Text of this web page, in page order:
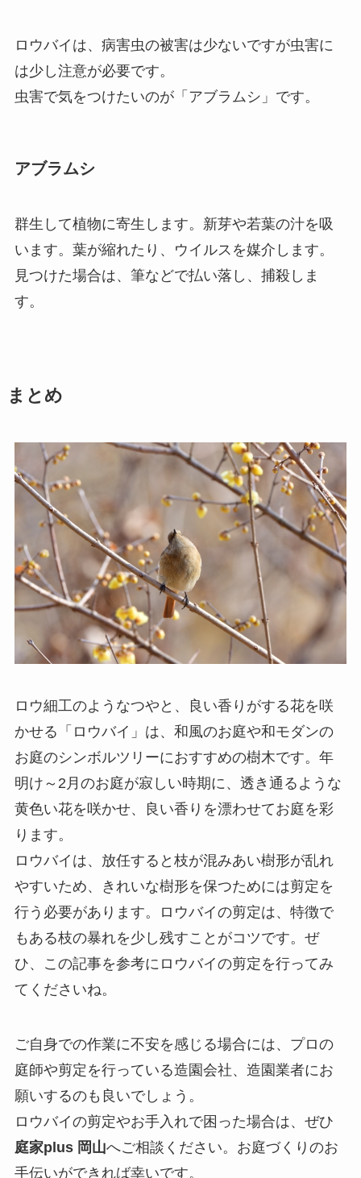
ロウバイは、病害虫の被害は少ないですが虫害に
は少し注意が必要です。
虫害で気をつけたいのが「アブラムシ」です。
アブラムシ
群生して植物に寄生します。新芽や若葉の汁を吸
います。葉が縮れたり、ウイルスを媒介します。
見つけた場合は、筆などで払い落し、捕殺しま
す。
まとめ
ロウ細工のようなつやと、良い香りがする花を咲
かせる「ロウバイ」は、和風のお庭や和モダンの
お庭のシンボルツリーにおすすめの樹木です。年
明け～2月のお庭が寂しい時期に、透き通るような
黄色い花を咲かせ、良い香りを漂わせてお庭を彩
ります。
ロウバイは、放任すると枝が混みあい樹形が乱れ
やすいため、きれいな樹形を保つためには剪定を
行う必要があります。ロウバイの剪定は、特徴で
もある枝の暴れを少し残すことがコツです。ぜ
ひ、この記事を参考にロウバイの剪定を行ってみ
てくださいね。
ご自身での作業に不安を感じる場合には、プロの
庭師や剪定を行っている造園会社、造園業者にお
願いするのも良いでしょう。
ロウバイの剪定やお手入れで困った場合は、ぜひ
庭家plus 岡山へご相談ください。お庭づくりのお
手伝いができれば幸いです。